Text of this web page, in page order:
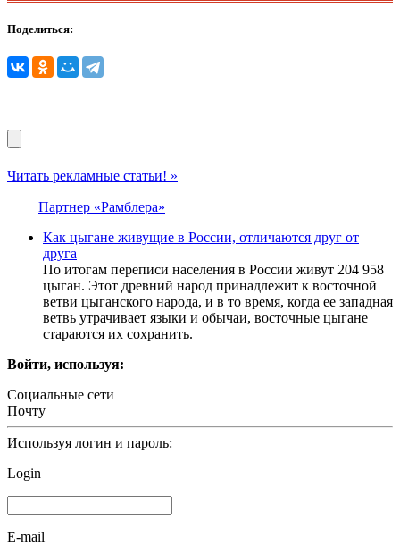
Поделиться:
Читать рекламные статьи! »
Партнер «Рамблера»
Как цыгане живущие в России, отличаются друг от
друга
По итогам переписи населения в России живут 204 958
цыган. Этот древний народ принадлежит к восточной
ветви цыганского народа, и в то время, когда ее западная
ветвь утрачивает языки и обычаи, восточные цыгане
стараются их сохранить.
Войти, используя:
Социальные сети
Почту
Используя логин и пароль:
Login
E-mail